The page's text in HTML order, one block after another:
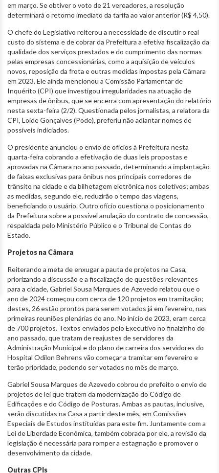
em março. Se obtiver o voto de 21 vereadores, a resolução
determinará o retorno imediato da tarifa ao valor anterior (R$ 4,50).
O chefe do Legislativo reiterou a necessidade de discutir o real
custo do sistema e de cobrar da Prefeitura a efetiva fiscalização da
qualidade dos serviços prestados e do cumprimento das normas
pelas empresas concessionárias, como a aquisição de veículos
novos, reposição da frota e outras medidas impostas pela Câmara
em 2023. Ele ainda mencionou a Comissão Parlamentar de
Inquérito (CPI) que investigou irregularidades na atuação de
empresas de ônibus, que se encerra com apresentação do relatório
nesta sexta-feira (2/2). Questionada pelos jornalistas, a relatora da
CPI, Loíde Gonçalves (Pode), preferiu não adiantar nomes de
possíveis indiciados.
O presidente anunciou o envio de ofícios à Prefeitura nesta
quarta-feira cobrando a efetivação de duas leis propostas e
aprovadas na Câmara no ano passado, determinando a implantação
de faixas exclusivas para ônibus nos principais corredores de
trânsito na cidade e da bilhetagem eletrônica nos coletivos; ambas
as medidas, segundo ele, reduzirão o tempo das viagens,
beneficiando o usuário. Outro ofício questiona o posicionamento
da Prefeitura sobre a possível anulação do contrato de concessão,
respaldada pelo Ministério Público e o Tribunal de Contas do
Estado.
Projetos na Câmara
Reiterando a meta de enxugar a pauta de projetos na Casa,
priorizando a discussão e a fiscalização de questões relevantes
para a cidade, Gabriel Sousa Marques de Azevedo relatou que o
ano de 2024 começou com cerca de 120 projetos em tramitação;
destes, 26 estão prontos para serem votados já em fevereiro, nas
primeiras reuniões plenárias do ano. No início de 2023, eram cerca
de 700 projetos. Textos enviados pelo Executivo no finalzinho do
ano passado, que tratam de reajustes de servidores da
Administração Municipal e do plano de carreira dos servidores do
Hospital Odilon Behrens vão começar a tramitar em fevereiro e
terão prioridade, podendo ser votados no mês de março.
Gabriel Sousa Marques de Azevedo cobrou do prefeito o envio de
projetos de lei que tratem da modernização do Código de
Edificações e do Código de Posturas. Ambas as pautas, inclusive,
serão discutidas na Casa a partir deste mês, em Comissões
Especiais de Estudos instituídas para este fim. Juntamente com a
Lei de Liberdade Econômica, também cobrada por ele, a revisão da
legislação é necessária para romper a estagnação e promover o
desenvolvimento da cidade.
Outras CPIs